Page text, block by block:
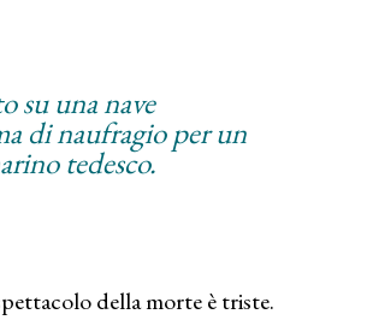
su una nave
di naufragio per un
tedesco.
della morte è triste.